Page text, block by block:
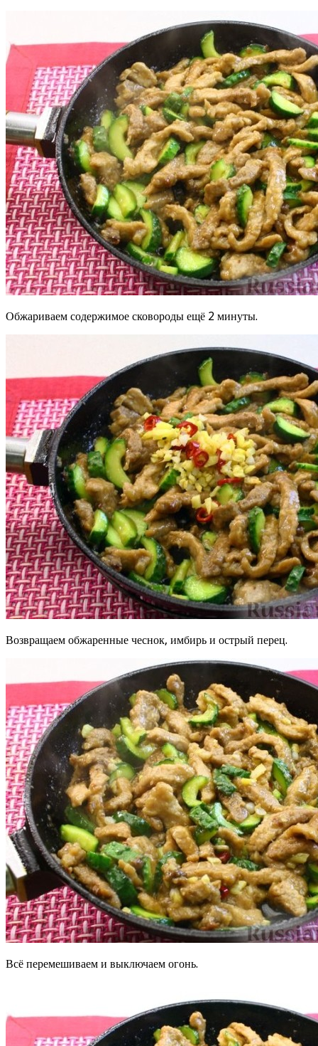
Обжариваем содержимое сковороды ещё 2 минуты.
Возвращаем обжаренные чеснок, имбирь и острый перец.
Всё перемешиваем и выключаем огонь.